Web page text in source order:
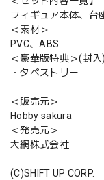
フィギュア本体、台
＜素材＞
PVC、ABS
＜豪華版特典＞(封入)
・タペストリー
＜販売元＞
Hobby sakura
＜発売元＞
大網株式会社
(C)SHIFT UP CORP.